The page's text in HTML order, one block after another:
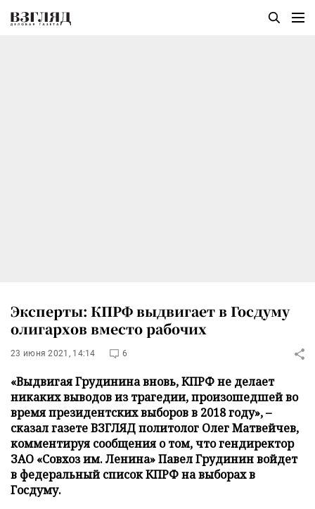
Эксперты: КПРФ выдвигает в Госдуму
олигархов вместо рабочих
23 июня 2021, 14:14 6
«Выдвигая Грудинина вновь, КПРФ не делает
никаких выводов из трагедии, произошедшей во
время президентских выборов в 2018 году», –
сказал газете ВЗГЛЯД политолог Олег Матвейчев,
комментируя сообщения о том, что гендиректор
ЗАО «Совхоз им. Ленина» Павел Грудинин войдет
в федеральный список КПРФ на выборах в
Госдуму.